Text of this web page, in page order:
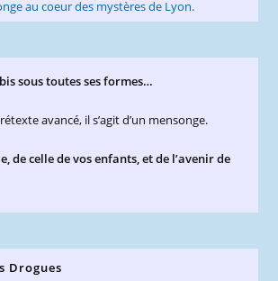
sous toutes ses formes…
avancé, il s’agit d’un mensonge.
de celle de vos enfants, et de l’avenir de
Drogues